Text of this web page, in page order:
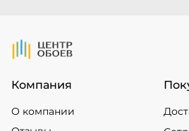
На Главную
Компания
О компании